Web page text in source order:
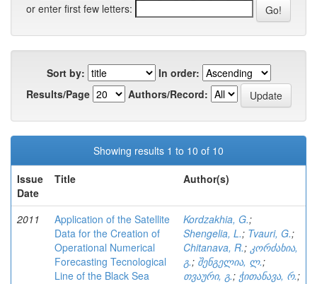
or enter first few letters:
Sort by:
In order:
Results/Page
Authors/Record:
Showing results 1 to 10 of 10
Issue
Date
Title Author(s)
2011
Application of the Satellite
Data for the Creation of
Operational Numerical
Forecasting Tecnological
Line of the Black Sea
Kordzakhia, G.;
Shengelia, L.; Tvauri, G.;
Chitanava, R.; კორძახია,
გ.; შენგელია, ლ.;
თვაური, გ.; ჭითანავა, რ.;